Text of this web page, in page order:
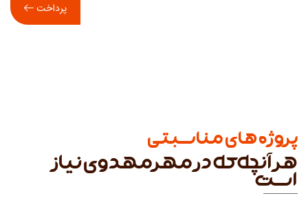
پرداخت
پروژه های مناسبتی
هر آنچه که در مهرمهدوی نیاز
است